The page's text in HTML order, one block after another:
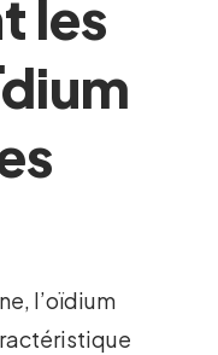
les
l’oïdium